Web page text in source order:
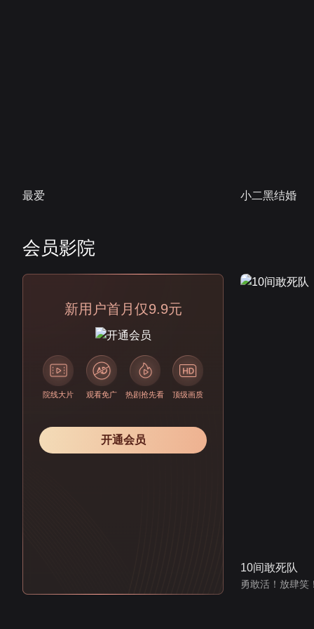
最爱 小二黑结婚
会员影院
新用户首月仅9.9元
院线大片 观看免广 热剧抢先看 顶级画质
开通会员
会员
10间敢死队
勇敢活！放肆笑